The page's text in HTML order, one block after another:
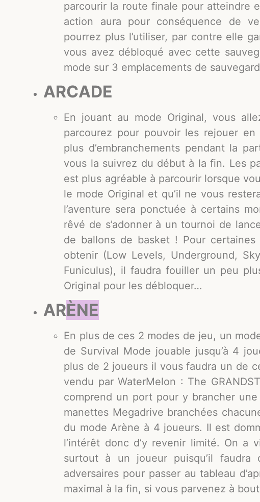
parcourir la route finale pour atteindre
action aura pour conséquence de
pourrez plus l’utiliser, par contre elle
vous avez débloqué avec cette
mode sur 3 emplacements de
ARCADE
En jouant au mode Original, vous
parcourez pour pouvoir les rejouer
plus d’embranchements pendant la
vous la suivrez du début à la fin. Les
est plus agréable à parcourir lorsque
le mode Original et qu’il ne vous
l’aventure sera ponctuée à certains
rêvé de s’adonner à un tournoi de
de ballons de basket ! Pour
obtenir (Low Levels, Underground,
Funiculus), il faudra fouiller un peu
Original pour les débloquer…
ARÈNE
En plus de ces 2 modes de jeu, un
de Survival Mode jouable jusqu’à 4
plus de 2 joueurs il vous faudra un de
vendu par WaterMelon : The
comprend un port pour y brancher
manettes Megadrive branchées
du mode Arène à 4 joueurs. Il est
l’intérêt donc d’y revenir limité. On a
surtout à un joueur puisqu’il
adversaires pour passer au tableau
maximal à la fin, si vous parvenez à